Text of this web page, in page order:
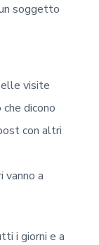
soggetto
visite
dicono
con altri
vanno a
i giorni e a